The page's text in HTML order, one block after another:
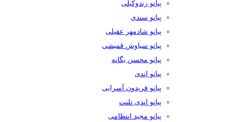
پیانو زندوکیلی
پیانو سندی
پیانو شادمهر عقیلی
پیانو سیاوش قمیشی
پیانو محسن یگانه
پیانو اندی
پیانو فریدون آسرایی
پیانو اندی تلنت
پیانو مجید انتظامی